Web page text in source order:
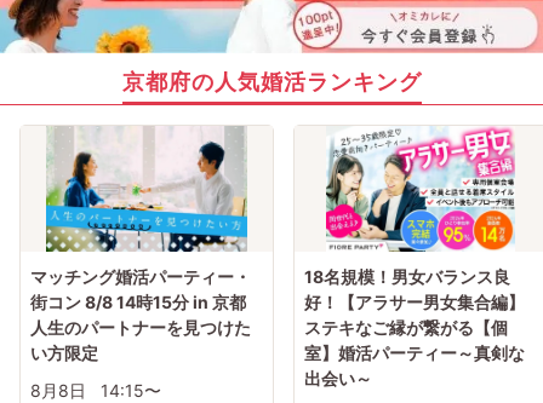
京都府の人気婚活ランキング
マッチング婚活パーティー・
街コン 8/8 14時15分 in 京都
人生のパートナーを見つけた
い方限定
8月8日
14:15〜
18名規模！男女バランス良
好！【アラサー男女集合編】
ステキなご縁が繋がる【個
室】婚活パーティー～真剣な
出会い～